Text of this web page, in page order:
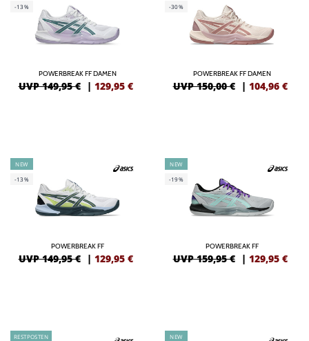
-13%
POWERBREAK FF DAMEN
UVP 149,95 € | 129,95 €
-30%
POWERBREAK FF DAMEN
UVP 150,00 € | 104,96 €
NEW
-13%
POWERBREAK FF
UVP 149,95 € | 129,95 €
NEW
-19%
POWERBREAK FF
UVP 159,95 € | 129,95 €
RESTPOSTEN
NEW